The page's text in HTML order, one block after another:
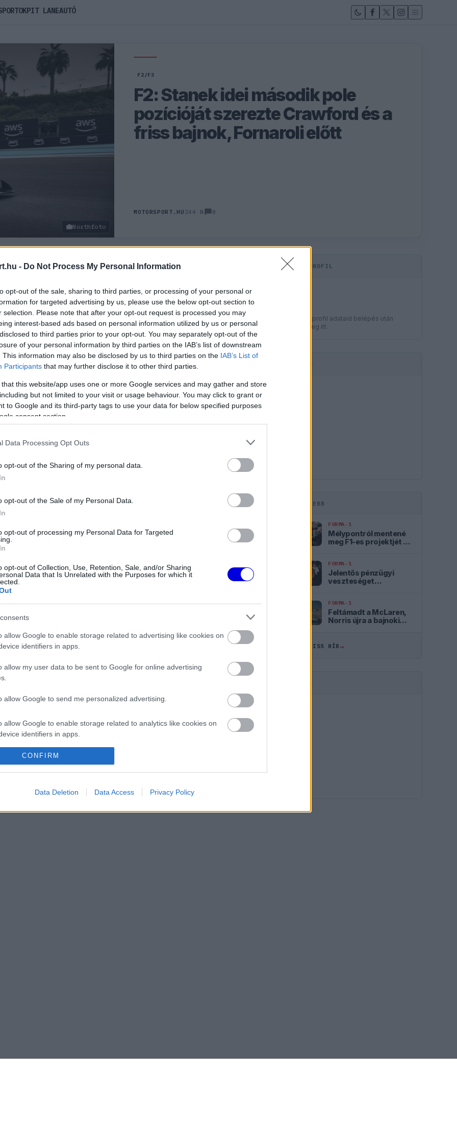
- Do Not Process My Personal Information
opt-out of the sale, sharing to third parties, or processing of your personal or
for targeted advertising by us, please use the below opt-out section to
selection. Please note that after your opt-out request is processed you may
interest-based ads based on personal information utilized by us or personal
to third parties prior to your opt-out. You may separately opt-out of the
of your personal information by third parties on the IAB’s list of downstream
This information may also be disclosed by us to third parties on the IAB’s List of
Participants that may further disclose it to other third parties.
that this website/app uses one or more Google services and may gather and store
but not limited to your visit or usage behaviour. You may click to grant or
to Google and its third-party tags to use your data for below specified purposes
consent section.
Data Processing Opt Outs
opt-out of the Sharing of my personal data.
opt-out of the Sale of my Personal Data.
opt-out of processing my Personal Data for Targeted
opt-out of Collection, Use, Retention, Sale, and/or Sharing
Data that Is Unrelated with the Purposes for which it
allow Google to enable storage related to advertising like cookies on
identifiers in apps.
allow my user data to be sent to Google for online advertising
allow Google to send me personalized advertising.
allow Google to enable storage related to analytics like cookies on
identifiers in apps.
allow Google to enable storage related to functionality of the website
allow Google to enable storage related to personalization.
allow Google to enable storage related to security, including
CONFIRM
Data Deletion Data Access Privacy Policy
Northfoto
F2/F3
F2: Stanek idei második pole
pozícióját szerezte Crawford és a
friss bajnok, Fornaroli előtt
MOTORSPORT.HU 244 N 0
Rendezés:
mail alapú rendszerre.
is.
a Forma–1 a törölt futamok miatt 10:29
küzd
Bullnál elmaradtak a győzelmek
George Russell? 08:53
adnia Verstappennek 08:19
KOMMENTPROFIL
A kommentprofil adataid belépés után
jelennek meg itt.
HIRDETÉS
LEGFRISSEBB
FORMA-1
Mélypontról mentené
meg F1-es projektjét a
FORMA-1
Jelentős pénzügyi
veszteséget
FORMA-1
Feltámadt a McLaren,
Norris újra a bajnoki
ÖSSZES FRISS HÍR→
HIRDETÉS
PIT LANEAUTÓ